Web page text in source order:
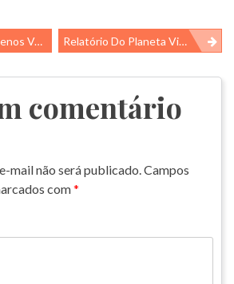
Um Ambiente Úmido Relatório Do Planeta Vivo 2018 Pela WWF.
comentário
mail não será publicado.Campos
com*